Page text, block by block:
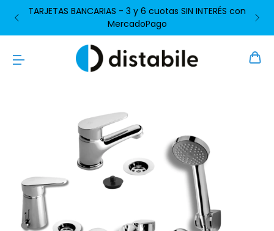
TARJETAS BANCARIAS - 3 y 6 cuotas SIN INTERÉS con
MercadoPago